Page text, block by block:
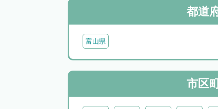
都道
富山県
市区